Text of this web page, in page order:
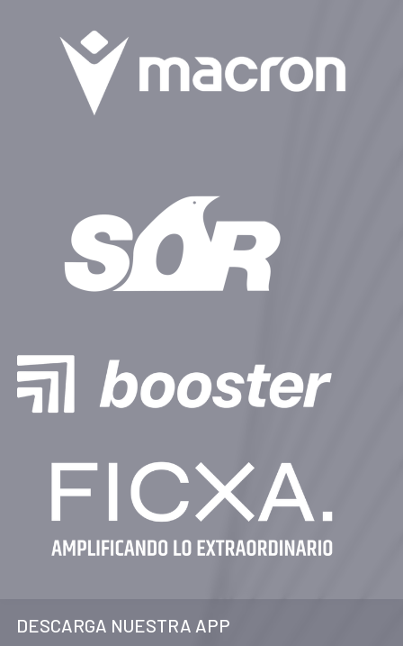
DESCARGA NUESTRA APP